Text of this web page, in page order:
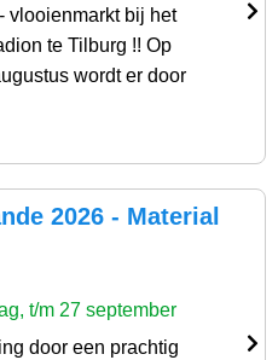
vlooienmarkt bij het
te Tilburg !! Op
wordt er door
2026 - Material
t/m 27 september
door een prachtig